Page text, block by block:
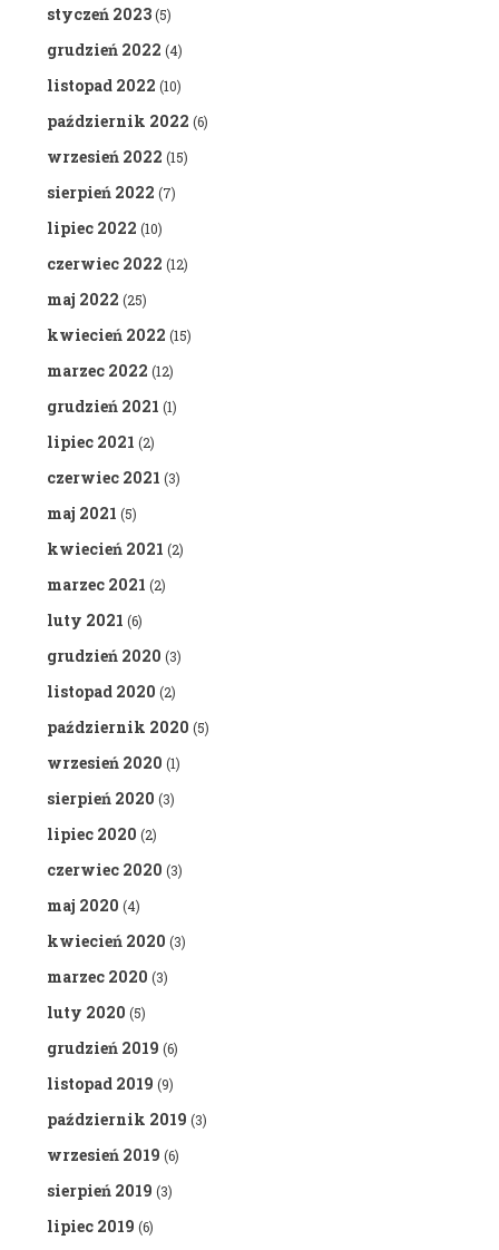
styczeń 2023(5)
grudzień 2022 (4)
listopad 2022 (10)
październik 2022 (6)
wrzesień 2022 (15)
sierpień 2022 (7)
lipiec 2022 (10)
czerwiec 2022 (12)
maj 2022 (25)
kwiecień 2022 (15)
marzec 2022 (12)
grudzień 2021 (1)
lipiec 2021 (2)
czerwiec 2021 (3)
maj 2021 (5)
kwiecień 2021 (2)
marzec 2021 (2)
luty 2021 (6)
grudzień 2020 (3)
listopad 2020 (2)
październik 2020 (5)
wrzesień 2020 (1)
sierpień 2020 (3)
lipiec 2020 (2)
czerwiec 2020 (3)
maj 2020 (4)
kwiecień 2020 (3)
marzec 2020 (3)
luty 2020 (5)
grudzień 2019 (6)
listopad 2019 (9)
październik 2019 (3)
wrzesień 2019 (6)
sierpień 2019 (3)
lipiec 2019 (6)